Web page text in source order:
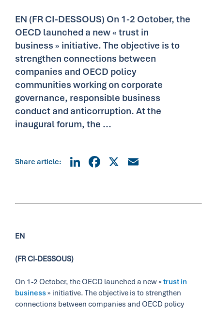
EN (FR CI-DESSOUS) On 1-2 October, the
OECD launched a new « trust in
business » initiative. The objective is to
strengthen connections between
companies and OECD policy
communities working on corporate
governance, responsible business
conduct and anticorruption. At the
inaugural forum, the ...
Share article: LinkedIn
Facebook
X
EN
(FR CI-DESSOUS)
On 1-2 October, the OECD launched a new «trust in
business» initiative. The objective is to strengthen
connections between companies and OECD policy